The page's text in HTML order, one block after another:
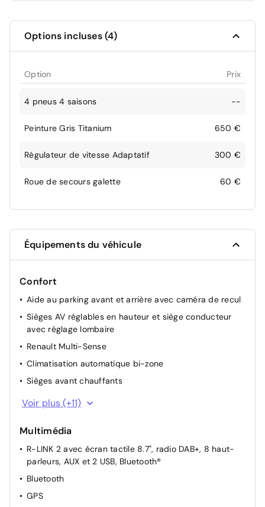
Options incluses (4)
Option Prix
4 pneus 4 saisons --
Peinture Gris Titanium 650 €
Régulateur de vitesse Adaptatif 300 €
Roue de secours galette 60 €
Équipements du véhicule
Confort
Aide au parking avant et arrière avec caméra de recul
Sièges AV réglables en hauteur et siège conducteur
avec réglage lombaire
Renault Multi-Sense
Climatisation automatique bi-zone
Sièges avant chauffants
Rétroviseurs extérieurs rabattables électriquement
Lève-vitres électriques AV impulsionnels
Lève-vitres électriques impulsionnels arrière
Carte accès et démarrage mains libres
Système de contrôle de trajectoire (ESP) et aide au
démarrage en côte
Voir plus (+11)
Multimédia
R-LINK 2 avec écran tactile 8.7", radio DAB+, 8 haut-
parleurs, AUX et 2 USB, Bluetooth®
Bluetooth
GPS